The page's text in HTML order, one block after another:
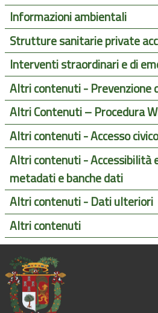
Informazioni ambientali
Strutture sanitarie private
Interventi straordinari e di
Altri contenuti - Prevenzione
Altri Contenuti – Procedura
Altri contenuti - Accesso civico
Altri contenuti - Accessibilità
metadati e banche dati
Altri contenuti - Dati ulteriori
Altri contenuti